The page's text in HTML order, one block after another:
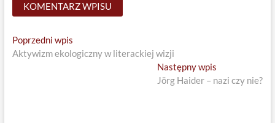
Nawigacja
wpisu
Poprzedni wpisPrevious
post:
Aktywizm ekologiczny w literackiej wizji
Następny wpis
post:
Jörg Haider – nazi czy nie?